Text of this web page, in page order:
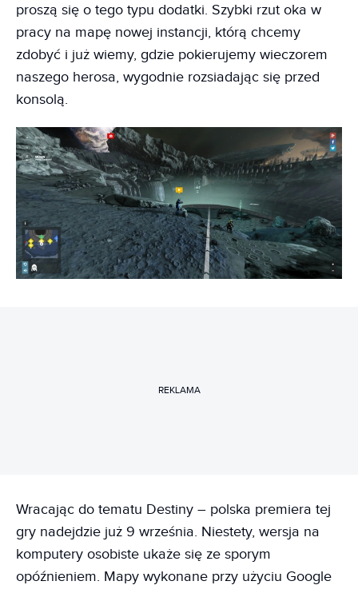
proszą się o tego typu dodatki. Szybki rzut oka w
pracy na mapę nowej instancji, którą chcemy
zdobyć i już wiemy, gdzie pokierujemy wieczorem
naszego herosa, wygodnie rozsiadając się przed
konsolą.
REKLAMA
Wracając do tematu Destiny – polska premiera tej
gry nadejdzie już 9 września. Niestety, wersja na
komputery osobiste ukaże się ze sporym
opóźnieniem. Mapy wykonane przy użyciu Google